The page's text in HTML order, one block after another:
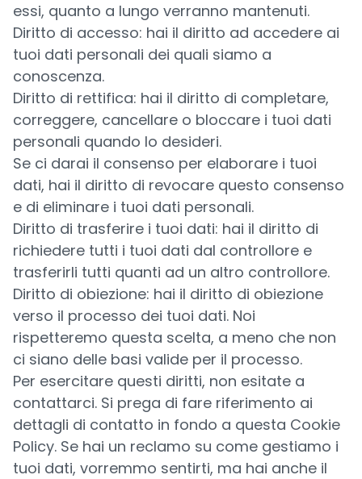
essi, quanto a lungo verranno mantenuti.
Diritto di accesso: hai il diritto ad accedere ai
tuoi dati personali dei quali siamo a
conoscenza.
Diritto di rettifica: hai il diritto di completare,
correggere, cancellare o bloccare i tuoi dati
personali quando lo desideri.
Se ci darai il consenso per elaborare i tuoi
dati, hai il diritto di revocare questo consenso
e di eliminare i tuoi dati personali.
Diritto di trasferire i tuoi dati: hai il diritto di
richiedere tutti i tuoi dati dal controllore e
trasferirli tutti quanti ad un altro controllore.
Diritto di obiezione: hai il diritto di obiezione
verso il processo dei tuoi dati. Noi
rispetteremo questa scelta, a meno che non
ci siano delle basi valide per il processo.
Per esercitare questi diritti, non esitate a
contattarci. Si prega di fare riferimento ai
dettagli di contatto in fondo a questa Cookie
Policy. Se hai un reclamo su come gestiamo i
tuoi dati, vorremmo sentirti, ma hai anche il